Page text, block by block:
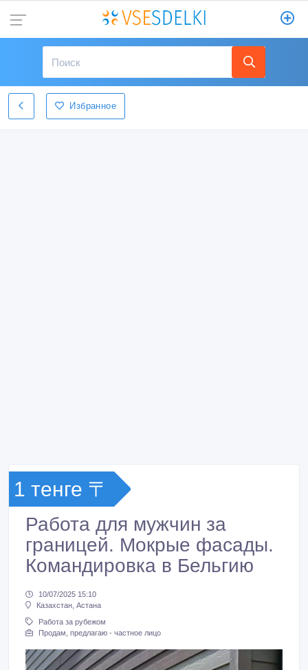
Избранное
1 тенге 〒
Работа для мужчин за
границей. Мокрые фасады.
Командировка в Бельгию
10/07/2025 15:10
Казахстан, Астана
Работа за рубежом
Продам, предлагаю - частное лицо